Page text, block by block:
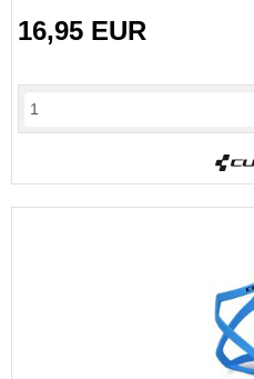
16,95 EUR